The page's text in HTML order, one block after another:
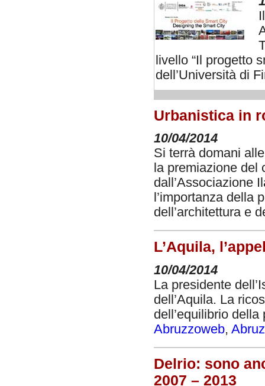
livello “Il progetto
dell’Università di
Urbanistica in
10/04/2014
Si terrà domani
la premiazione del
dall’Associazione
l’importanza della
dell’architettura e
L’Aquila,
10/04/2014
La presidente
dell’Aquila. La
dell’equilibrio
Abruzzoweb,
Delrio: sono
2007 – 2013